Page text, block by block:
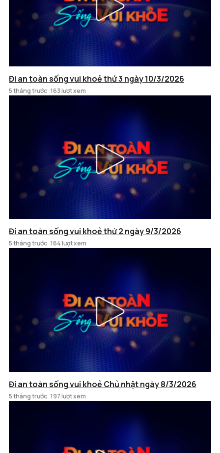
Đi an toàn sống vui khoẻ thứ 3 ngày 10/3/2026
5 tháng trước 163 lượt xem
Đi an toàn sống vui khoẻ thứ 2 ngày 9/3/2026
5 tháng trước 164 lượt xem
Đi an toàn sống vui khoẻ Chủ nhật ngày 8/3/2026
5 tháng trước 197 lượt xem